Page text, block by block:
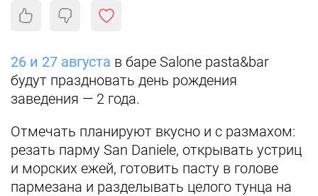
26 и 27 августа в баре Salone pasta&bar
будут праздновать день рождения
заведения — 2 года.
Отмечать планируют вкусно и с размахом:
резать парму San Daniele, открывать устриц
и морских ежей, готовить пасту в голове
пармезана и разделывать целого тунца на